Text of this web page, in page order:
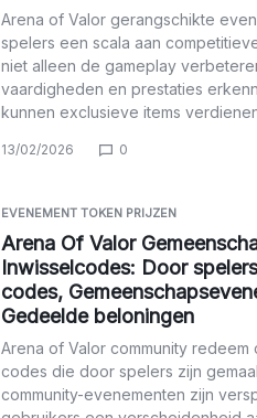
Arena of Valor gerangschikte
spelers een scala aan
niet alleen de gameplay
vaardigheden en prestaties
kunnen exclusieve items
13/02/2026 0
EVENEMENT TOKEN PRIJZEN
Arena Of Valor
Inwisselcodes: Door
codes,
Gedeelde beloningen
Arena of Valor community redeem
codes die door spelers zijn
community-evenementen zijn